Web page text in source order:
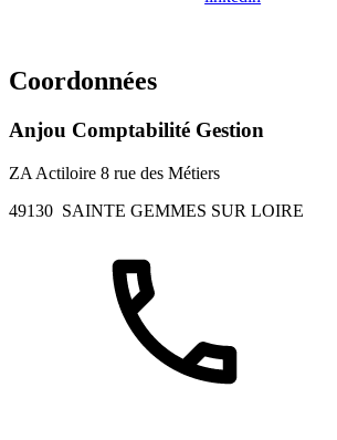
Coordonnées
Anjou Comptabilité Gestion
ZA Actiloire 8 rue des Métiers
49130 SAINTE GEMMES SUR LOIRE